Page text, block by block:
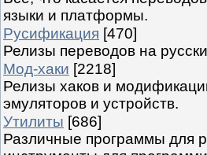
языки и платформы.
Русификация [470]
Релизы переводов на
Мод-хаки [2218]
Релизы хаков и
эмуляторов и устройств.
Утилиты [686]
Различные программы для